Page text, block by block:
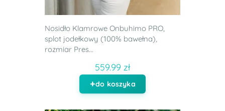
Nosidło Klamrowe Onbuhimo PRO,
splot jodełkowy (100% bawełna),
rozmiar Pres...
559.99 zł
do koszyka